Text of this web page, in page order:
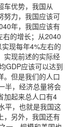
车优势，我国从
努力，我国应该可
年，我国应该有
右的增长；从2040
现每年4%左右的
实现前述的实际经
GDP应该可以达到
。但是我们的人口
半，经济总量将会
加起来总人口有4
平，也就是我国这
，另外，我国还有